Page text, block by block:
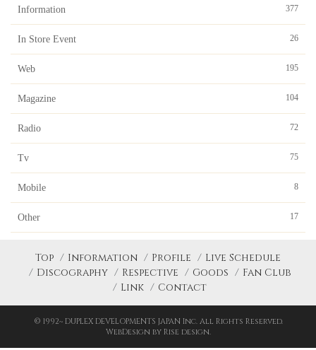
Information 377
In Store Event 26
Web 195
Magazine 104
Radio 72
Tv 75
Mobile 8
Other 17
Top Information Profile
Live Schedule
Discography
Respective Goods
Fan Club
Link
Contact
© 1992~ DUPLEX DEVELOPMENTS JAPAN Inc. All Rights Reserved.
WebDesign by Rise design.